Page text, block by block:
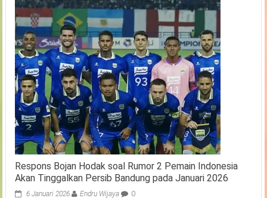
Respons Bojan Hodak soal Rumor 2 Pemain Indonesia
Akan Tinggalkan Persib Bandung pada Januari 2026
6 Januari 2026 Endru Wijaya 0